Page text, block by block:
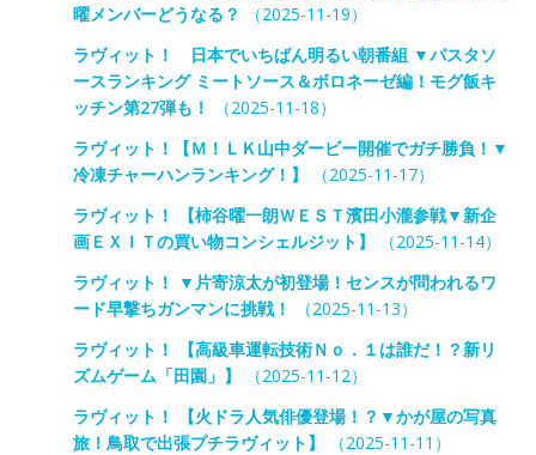
曜メンバーどうなる？
（2025-11-19）
ラヴィット！ 日本でいちばん明るい朝番組 ▼パスタソ
ースランキング ミートソース＆ボロネーゼ編！モグ飯キ
ッチン第27弾も！
（2025-11-18）
ラヴィット！【Ｍ！ＬＫ山中ダービー開催でガチ勝負！▼
冷凍チャーハンランキング！】
（2025-11-17）
ラヴィット！ 【柿谷曜一朗ＷＥＳＴ濱田小瀧参戦▼新企
画ＥＸＩＴの買い物コンシェルジット】
（2025-11-14）
ラヴィット！ ▼片寄涼太が初登場！センスが問われるワ
ード早撃ちガンマンに挑戦！
（2025-11-13）
ラヴィット！ 【高級車運転技術Ｎｏ．１は誰だ！？新リ
ズムゲーム「田園」】
（2025-11-12）
ラヴィット！ 【火ドラ人気俳優登場！？▼かが屋の写真
旅！鳥取で出張プチラヴィット】
（2025-11-11）